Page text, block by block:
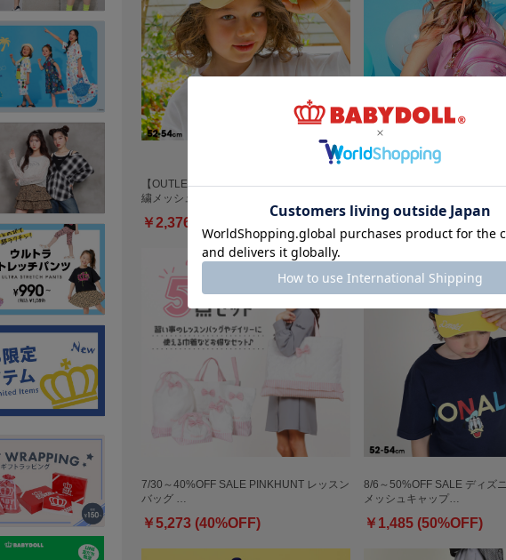
【OUTLET】20%OFF SALE ディズニー 刺
繍メッシュキャ…
￥2,376 (20%OFF)
6/19一部再販 【OUTLET】
￥2,695 (50%OFF)
7/30～40%OFF SALE PINKHUNT レッスン
バッグ …
￥5,273 (40%OFF)
8/6～50%OFF SALE ディズ
メッシュキャップ…
￥1,485 (50%OFF)